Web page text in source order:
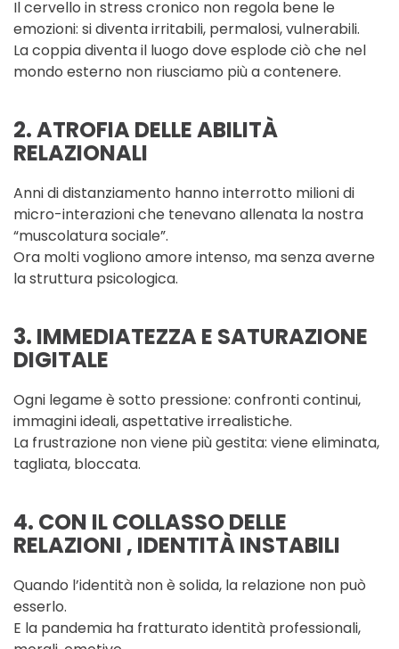
Il cervello in stress cronico non regola bene le
emozioni: si diventa irritabili, permalosi, vulnerabili.
La coppia diventa il luogo dove esplode ciò che nel
mondo esterno non riusciamo più a contenere.
2. ATROFIA DELLE ABILITÀ
RELAZIONALI
Anni di distanziamento hanno interrotto milioni di
micro-interazioni che tenevano allenata la nostra
“muscolatura sociale”.
Ora molti vogliono amore intenso, ma senza averne
la struttura psicologica.
3. IMMEDIATEZZA E SATURAZIONE
DIGITALE
Ogni legame è sotto pressione: confronti continui,
immagini ideali, aspettative irrealistiche.
La frustrazione non viene più gestita: viene eliminata,
tagliata, bloccata.
4. CON IL COLLASSO DELLE
RELAZIONI , IDENTITÀ INSTABILI
Quando l’identità non è solida, la relazione non può
esserlo.
E la pandemia ha fratturato identità professionali,